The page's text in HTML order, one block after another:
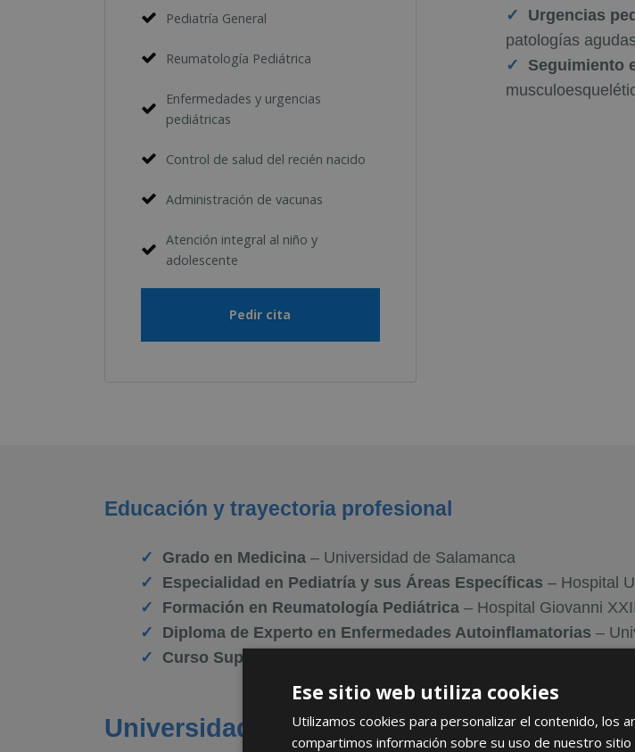
Pediatría General
Reumatología Pediátrica
Enfermedades y urgencias
pediátricas
Control de salud del recién nacido
Administración de vacunas
Atención integral al niño y
adolescente
Pedir cita
Urgencias
patologías
Seguimiento
Educación y trayectoria profesional
Grado en Medicina – Universidad de Salamanca
Especialidad en Pediatría y sus Áreas Específicas – Hospital
Formación en Reumatología Pediátrica – Hospital Giovanni
Diploma de Experto en Enfermedades Autoinflamatorias –
Curso Superior Universitario en Reumatología Pediátrica
Universidades y sociedades médicas
Ese sitio web utiliza cookies
Utilizamos cookies para personalizar el contenido, los
compartimos información sobre su uso de nuestro